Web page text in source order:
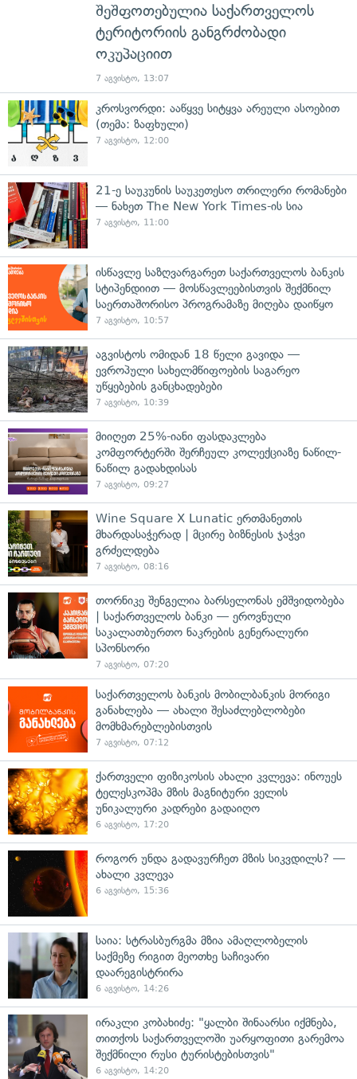
შეშფოთებულია საქართველოს
ტერიტორიის განგრძობადი
ოკუპაციით
7 აგვისტო, 13:07
კროსვორდი: ააწყვე სიტყვა არეული ასოებით
(თემა: ზაფხული)
7 აგვისტო, 12:00
21-ე საუკუნის საუკეთესო თრილერი რომანები
— ნახეთ The New York Times-ის სია
7 აგვისტო, 11:00
ისწავლე საზღვარგარეთ საქართველოს ბანკის
სტიპენდიით — მოსწავლეებისთვის შექმნილ
საერთაშორისო პროგრამაზე მიღება დაიწყო
7 აგვისტო, 10:57
აგვისტოს ომიდან 18 წელი გავიდა —
ევროპული სახელმწიფოების საგარეო
უწყებების განცხადებები
7 აგვისტო, 10:39
მიიღეთ 25%-იანი ფასდაკლება
კომფორტერში შერჩეულ კოლექციაზე ნაწილ-
ნაწილ გადახდისას
7 აგვისტო, 09:27
Wine Square X Lunatic ერთმანეთის
მხარდასაჭერად | მცირე ბიზნესის ჯაჭვი
გრძელდება
7 აგვისტო, 08:16
თორნიკე შენგელია ბარსელონას ემშვიდობება
| საქართველოს ბანკი — ეროვნული
საკალათბურთო ნაკრების გენერალური
სპონსორი
7 აგვისტო, 07:20
საქართველოს ბანკის მობილბანკის მორიგი
განახლება — ახალი შესაძლებლობები
მომხმარებლებისთვის
7 აგვისტო, 07:12
ქართველი ფიზიკოსის ახალი კვლევა: ინოუეს
ტელესკოპმა მზის მაგნიტური ველის
უნიკალური კადრები გადაიღო
6 აგვისტო, 17:20
როგორ უნდა გადავურჩეთ მზის სიკვდილს? —
ახალი კვლევა
6 აგვისტო, 15:36
საია: სტრასბურგმა მზია ამაღლობელის
საქმეზე რიგით მეოთხე საჩივარი
დაარეგისტრირა
6 აგვისტო, 14:26
ირაკლი კობახიძე: "ყალბი შინაარსი იქმნება,
თითქოს საქართველოში უარყოფითი გარემოა
შექმნილი რუსი ტურისტებისთვის"
6 აგვისტო, 14:20